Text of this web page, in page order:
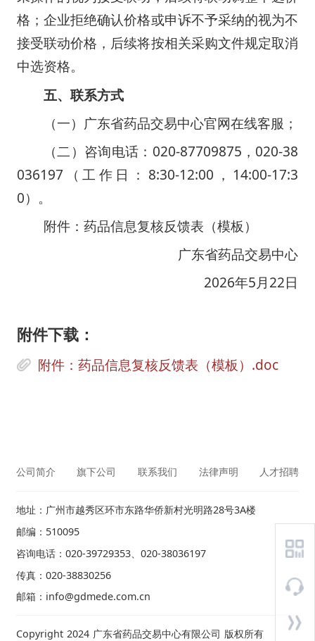
格；企业拒绝确认价格或申诉不予采纳的视为不
接受联动价格，后续将按相关采购文件规定取消
中选资格。
五、联系方式
（一）广东省药品交易中心官网在线客服；
（二）咨询电话：020-87709875，020-38
036197（工作日：8:30-12:00，14:00-17:3
0）。
附件：药品信息复核反馈表（模板）
广东省药品交易中心
                              2026年5月22日
附件下载：
附件：药品信息复核反馈表（模板）.doc
公司简介 旗下公司 联系我们 法律声明 人才招聘
地址：广州市越秀区环市东路华侨新村光明路28号3A楼
邮编：510095
咨询电话：020-39729353、020-38036197
传真：020-38830256
邮箱：info@gdmede.com.cn
Copyright 2024 广东省药品交易中心有限公司 版权所有